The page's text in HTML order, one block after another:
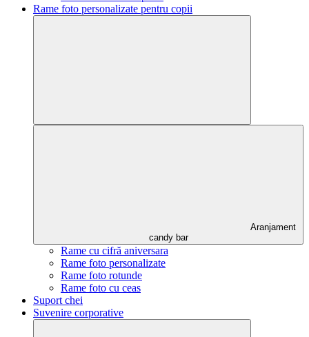
Rame foto personalizate pentru copii
Aranjament
candy bar
Rame cu cifră aniversara
Rame foto personalizate
Rame foto rotunde
Rame foto cu ceas
Suport chei
Suvenire corporative